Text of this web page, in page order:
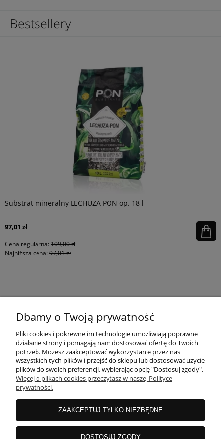
Bestsellery
Substrat mineralny LECHUZA PON op. 18 l
97,01 zł
Cena regularna: 109,00 zł
Najniższa cena: 97,01 zł
MOJE KONTO
PŁATNOŚCI I DOSTAWA
INFORMACJE
INSTRUKCJE
Dbamy o Twoją prywatność
Pliki cookies i pokrewne im technologie umożliwiają poprawne
działanie strony i pomagają nam dostosować ofertę do Twoich
potrzeb. Możesz zaakceptować wykorzystanie przez nas
wszystkich tych plików i przejść do sklepu lub dostosować użycie
plików do swoich preferencji, wybierając opcję "Dostosuj zgody".
Więcej o plikach cookies przeczytasz w naszej Polityce
prywatności.
ZAAKCEPTUJ TYLKO NIEZBĘDNE
DOSTOSUJ ZGODY